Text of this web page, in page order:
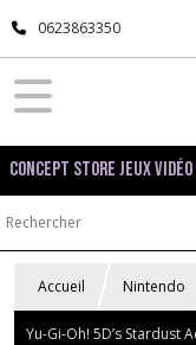
0623863350
Concept Store Jeux
Accueil Nintendo
Yu-Gi-Oh! 5D’s Stardust